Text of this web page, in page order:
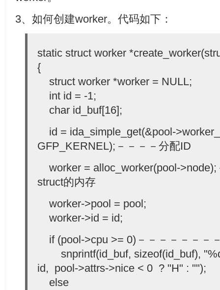
3、如何创建worker。代码如下：
static struct worker
{
struct worker *worker = NULL;
int id = -1;
char id_buf[16];
id = ida_simple_get(&pool-
GFP_KERNEL);－－－－分配ID
worker = alloc_worker(pool->node);
struct的内存
worker->pool = pool;
worker->id = id;
if (pool->cpu >= 0)－－－－－－－
snprintf(id_buf, sizeof(id_buf),
id, pool->attrs->nice < 0 ? "H" : "");
else